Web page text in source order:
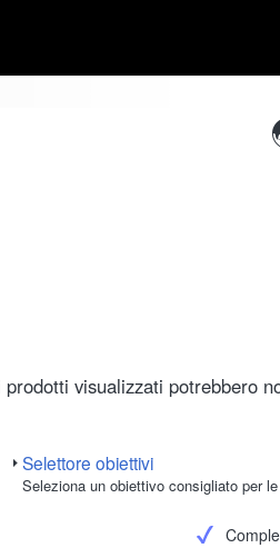
visualizzati potrebbero
Selettore obiettivi
Seleziona un obiettivo consigliato per